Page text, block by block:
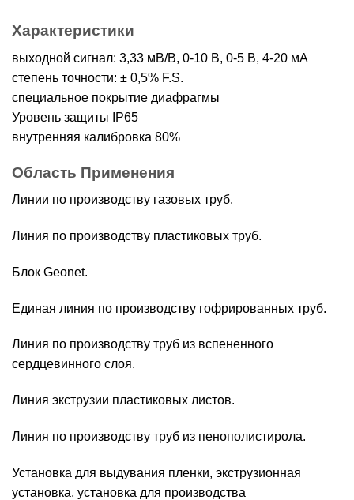
Характеристики
выходной сигнал: 3,33 мВ/В, 0-10 В, 0-5 В, 4-20 мА
степень точности: ± 0,5% F.S.
специальное покрытие диафрагмы
Уровень защиты IP65
внутренняя калибровка 80%
Область Применения
Линии по производству газовых труб.
Линия по производству пластиковых труб.
Блок Geonet.
Единая линия по производству гофрированных труб.
Линия по производству труб из вспененного
сердцевинного слоя.
Линия экструзии пластиковых листов.
Линия по производству труб из пенополистирола.
Установка для выдувания пленки, экструзионная
установка, установка для производства